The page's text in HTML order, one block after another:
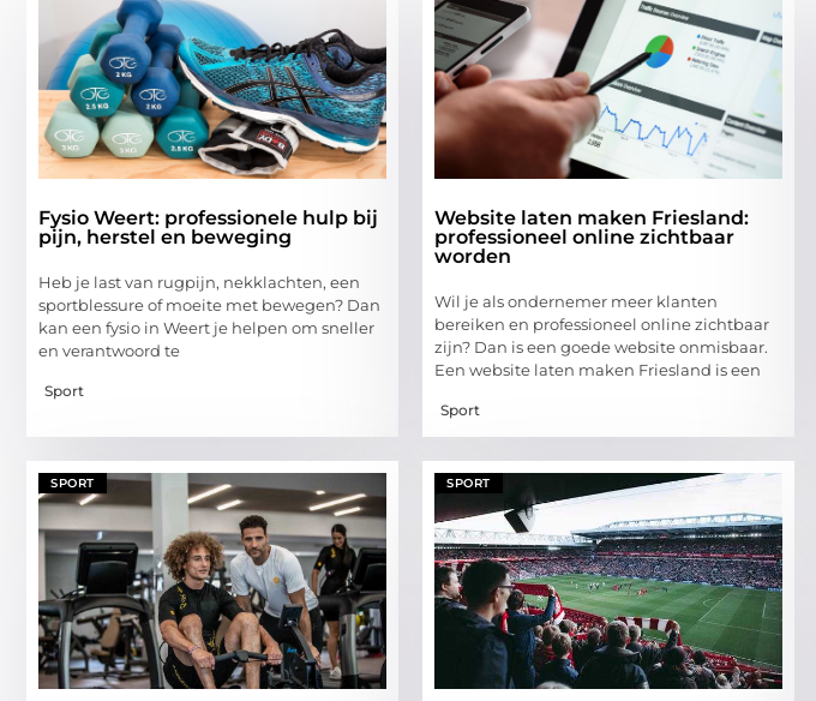
Fysio Weert: professionele hulp bij
pijn, herstel en beweging
Heb je last van rugpijn, nekklachten, een
sportblessure of moeite met bewegen? Dan
kan een fysio in Weert je helpen om sneller
en verantwoord te
Sport
Website laten maken Friesland:
professioneel online zichtbaar
worden
Wil je als ondernemer meer klanten
bereiken en professioneel online zichtbaar
zijn? Dan is een goede website onmisbaar.
Een website laten maken Friesland is een
Sport
SPORT SPORT